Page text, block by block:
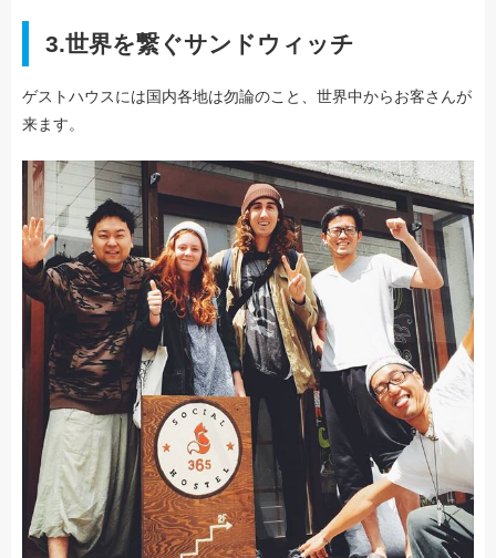
3.世界を繋ぐサンドウィッチ
ゲストハウスには国内各地は勿論のこと、世界中からお客さんが
来ます。